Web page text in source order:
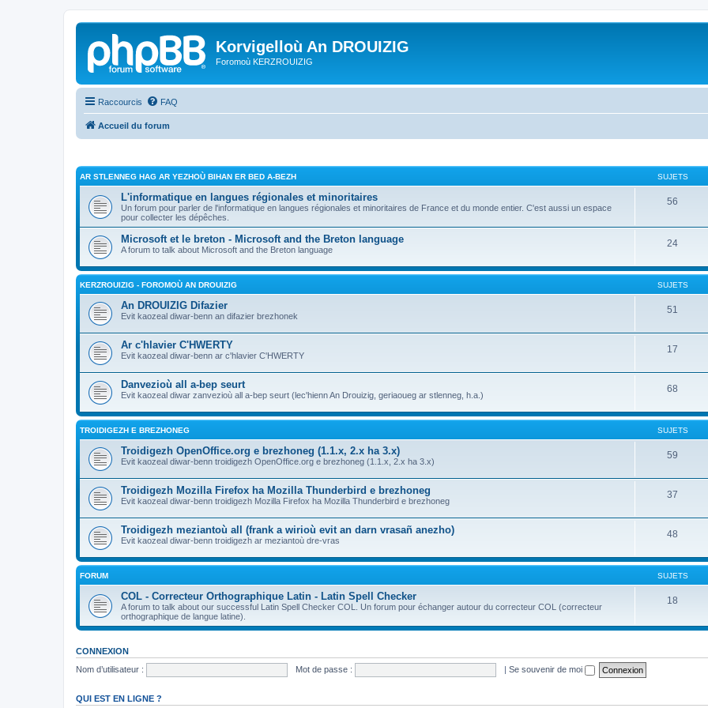
Korvigelloù An DROUIZIG
Foromoù KERZROUIZIG
Raccourcis FAQ
Accueil du forum
AR STLENNEG HAG AR YEZHOÙ BIHAN ER BED A-BEZH SUJETS
L'informatique en langues régionales et minoritaires
Un forum pour parler de l'informatique en langues régionales et minoritaires de France et du monde entier. C'est aussi un espace
pour collecter les dépêches.
56
Microsoft et le breton - Microsoft and the Breton language
A forum to talk about Microsoft and the Breton language
24
KERZROUIZIG - FOROMOÙ AN DROUIZIG SUJETS
An DROUIZIG Difazier
Evit kaozeal diwar-benn an difazier brezhonek
51
Ar c'hlavier C'HWERTY
Evit kaozeal diwar-benn ar c'hlavier C'HWERTY
17
Danvezioù all a-bep seurt
Evit kaozeal diwar zanvezioù all a-bep seurt (lec'hienn An Drouizig, geriaoueg ar stlenneg, h.a.)
68
TROIDIGEZH E BREZHONEG SUJETS
Troidigezh OpenOffice.org e brezhoneg (1.1.x, 2.x ha 3.x)
Evit kaozeal diwar-benn troidigezh OpenOffice.org e brezhoneg (1.1.x, 2.x ha 3.x)
59
Troidigezh Mozilla Firefox ha Mozilla Thunderbird e brezhoneg
Evit kaozeal diwar-benn troidigezh Mozilla Firefox ha Mozilla Thunderbird e brezhoneg
37
Troidigezh meziantoù all (frank a wirioù evit an darn vrasañ anezho)
Evit kaozeal diwar-benn troidigezh ar meziantoù dre-vras
48
FORUM SUJETS
COL - Correcteur Orthographique Latin - Latin Spell Checker
A forum to talk about our successful Latin Spell Checker COL. Un forum pour échanger autour du correcteur COL (correcteur
orthographique de langue latine).
18
CONNEXION
Nom d’utilisateur :
Mot de passe : | Se souvenir de moi
QUI EST EN LIGNE ?